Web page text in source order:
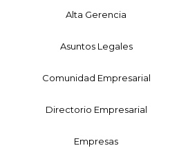
Alta Gerencia
Asuntos Legales
Comunidad Empresarial
Directorio Empresarial
Empresas